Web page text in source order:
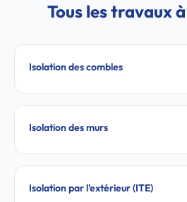
Tous les travaux
Isolation des combles
Isolation des murs
Isolation par l'extérieur (ITE)